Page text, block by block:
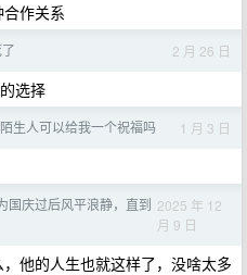
作关系
2 月 26 日
选择
生人可以给我一个祝福吗 1 月 3 日
国庆过后风平浪静，直到 2025 年 12
月 9 日
他的人生也就这样了，没啥太多